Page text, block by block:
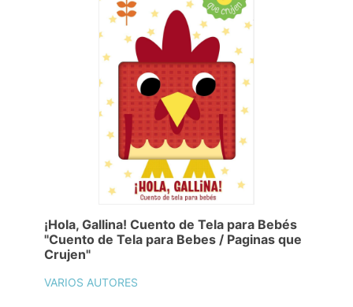
¡Hola, Gallina! Cuento de Tela para Bebés
"Cuento de Tela para Bebes / Paginas que
Crujen"
VARIOS AUTORES